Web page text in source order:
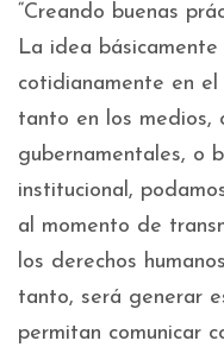
“Creando buenas
La idea
cotidianamente en el
tanto en los medios,
gubernamentales, o
institucional,
al momento de
los derechos
tanto, será generar
permitan comunicar